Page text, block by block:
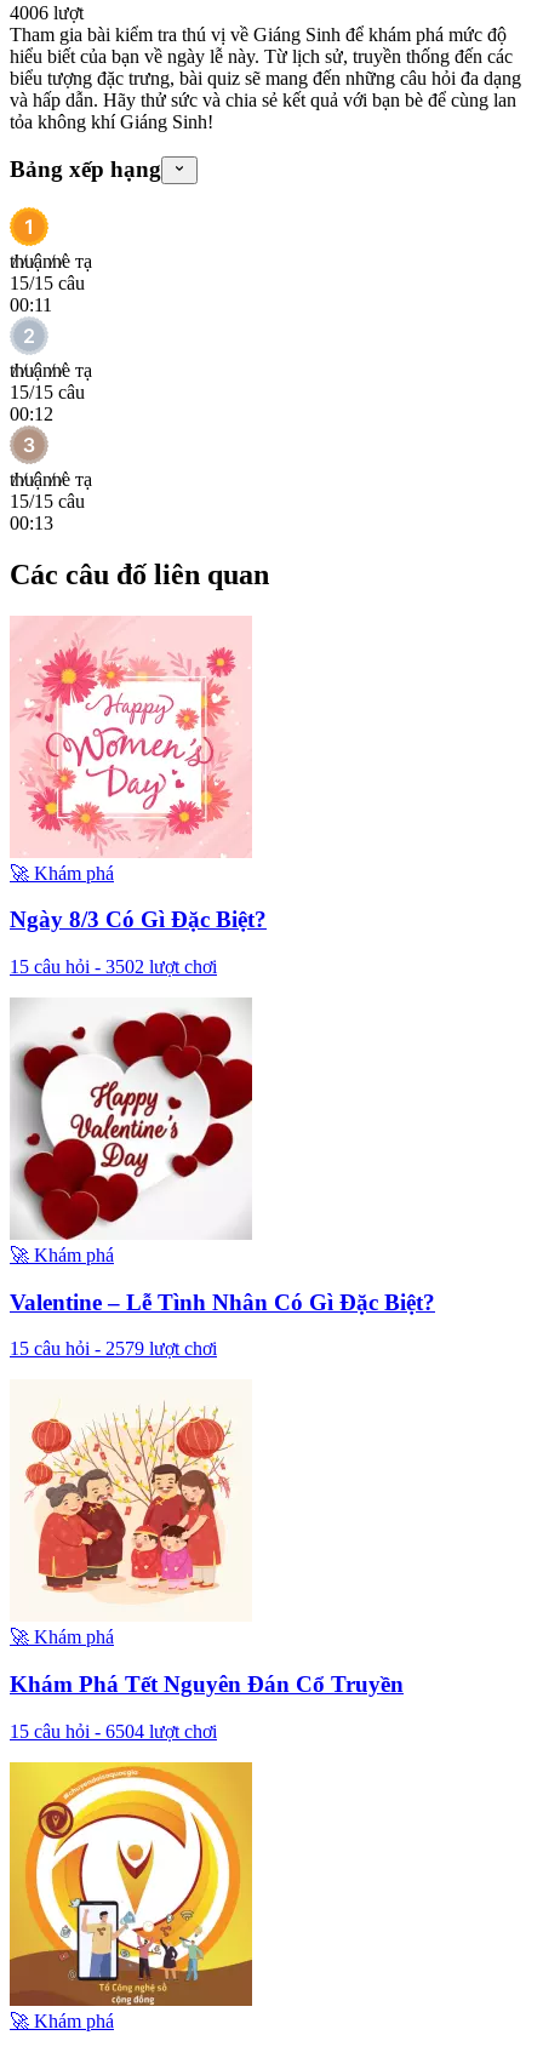
4006 lượt
Tham gia bài kiểm tra thú vị về Giáng Sinh để khám phá mức độ
hiểu biết của bạn về ngày lễ này. Từ lịch sử, truyền thống đến các
biểu tượng đặc trưng, bài quiz sẽ mang đến những câu hỏi đa dạng
và hấp dẫn. Hãy thử sức và chia sẻ kết quả với bạn bè để cùng lan
tỏa không khí Giáng Sinh!
Bảng xếp hạng
t̸h̸u̸ận̸n̸è тạ
15/15 câu
00:11
t̸h̸u̸ận̸n̸è тạ
15/15 câu
00:12
t̸h̸u̸ận̸n̸è тạ
15/15 câu
00:13
Các câu đố liên quan
🚀 Khám phá
Ngày 8/3 Có Gì Đặc Biệt?
15 câu hỏi - 3502 lượt chơi
🚀 Khám phá
Valentine – Lễ Tình Nhân Có Gì Đặc Biệt?
15 câu hỏi - 2579 lượt chơi
🚀 Khám phá
Khám Phá Tết Nguyên Đán Cổ Truyền
15 câu hỏi - 6504 lượt chơi
🚀 Khám phá